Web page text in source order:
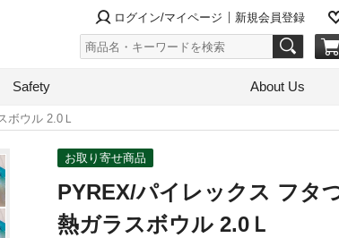
ログイン/マイページ 新規会員登録
Safety About Us
ボウル 2.0Ｌ
お取り寄せ商品
PYREX/パイレックス フタ
熱ガラスボウル 2.0Ｌ